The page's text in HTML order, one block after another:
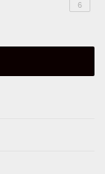
6